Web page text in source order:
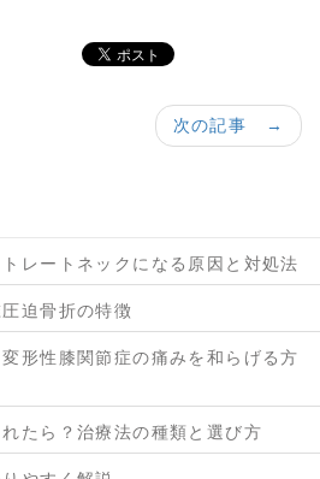
次の記事 →
レートネックになる原因と対処法
迫骨折の特徴
形性膝関節症の痛みを和らげる方
たら？治療法の種類と選び方